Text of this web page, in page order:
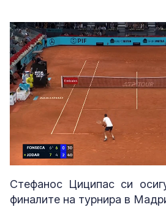
Unmute Loaded
Стефанос Циципас си
финалите на турнира в